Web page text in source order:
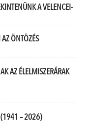
A VELENCEI-
ÖNTÖZÉS
AZ ÉLELMISZERÁRAK
(1941 – 2026)